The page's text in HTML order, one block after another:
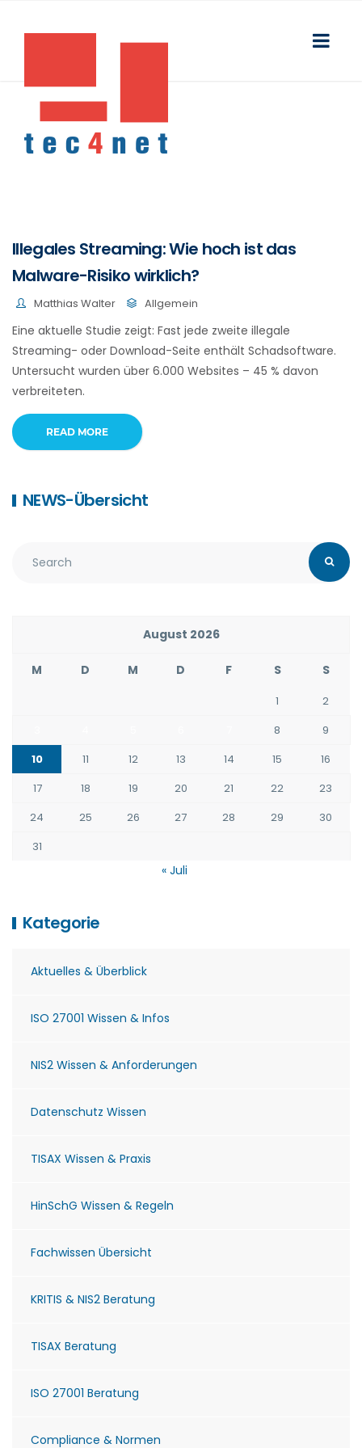
Illegales Streaming: Wie hoch ist das
Malware-Risiko wirklich?
Matthias Walter Allgemein
Eine aktuelle Studie zeigt: Fast jede zweite illegale
Streaming- oder Download-Seite enthält Schadsoftware.
Untersucht wurden über 6.000 Websites – 45 % davon
verbreiteten.
READ MORE
NEWS-Übersicht
August 2026
M D M D F S S
1
2
8
9
10
11 12 13 14 15
16
17
18 19 20 21 22
23
24
25 26 27 28 29
30
31
« Juli
Kategorie
Aktuelles & Überblick
ISO 27001 Wissen & Infos
NIS2 Wissen & Anforderungen
Datenschutz Wissen
TISAX Wissen & Praxis
HinSchG Wissen & Regeln
Fachwissen Übersicht
KRITIS & NIS2 Beratung
TISAX Beratung
ISO 27001 Beratung
Compliance & Normen